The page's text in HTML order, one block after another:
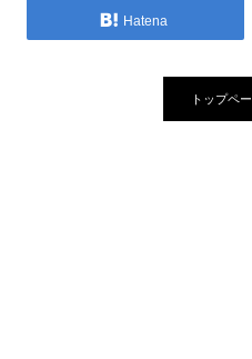
Hatena
トップペ